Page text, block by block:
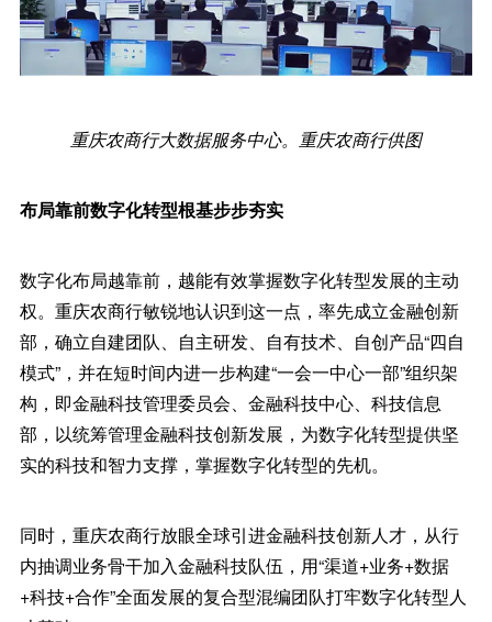
重庆农商行大数据服务中心。重庆农商行供图
布局靠前数字化转型根基步步夯实
数字化布局越靠前，越能有效掌握数字化转型发展的主动
权。重庆农商行敏锐地认识到这一点，率先成立金融创新
部，确立自建团队、自主研发、自有技术、自创产品“四自
模式”，并在短时间内进一步构建“一会一中心一部”组织架
构，即金融科技管理委员会、金融科技中心、科技信息
部，以统筹管理金融科技创新发展，为数字化转型提供坚
实的科技和智力支撑，掌握数字化转型的先机。
同时，重庆农商行放眼全球引进金融科技创新人才，从行
内抽调业务骨干加入金融科技队伍，用“渠道+业务+数据
+科技+合作”全面发展的复合型混编团队打牢数字化转型人